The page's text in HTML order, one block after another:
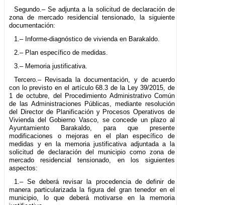
Segundo.– Se adjunta a la solicitud de declaración de
zona de mercado residencial tensionado, la siguiente
documentación:
1.– Informe-diagnóstico de vivienda en Barakaldo.
2.– Plan específico de medidas.
3.– Memoria justificativa.
Tercero.– Revisada la documentación, y de acuerdo
con lo previsto en el artículo 68.3 de la Ley 39/2015, de
1 de octubre, del Procedimiento Administrativo Común
de las Administraciones Públicas, mediante resolución
del Director de Planificación y Procesos Operativos de
Vivienda del Gobierno Vasco, se concede un plazo al
Ayuntamiento Barakaldo, para que presente
modificaciones o mejoras en el plan específico de
medidas y en la memoria justificativa adjuntada a la
solicitud de declaración del municipio como zona de
mercado residencial tensionado, en los siguientes
aspectos:
1.– Se deberá revisar la procedencia de definir de
manera particularizada la figura del gran tenedor en el
municipio, lo que deberá motivarse en la memoria